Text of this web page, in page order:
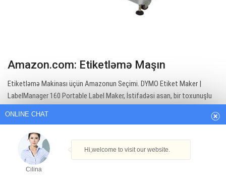
Amazon.com: Etiketləmə Maşın
Etiketləmə Makinası üçün Amazonun Seçimi. DYMO Etiket Maker |
LabelManager 160 Portable Label Maker, İstifadəsi asan, bir toxunuşlu
ONLINE CHAT
Hi,welcome to visit our website.
Cilina